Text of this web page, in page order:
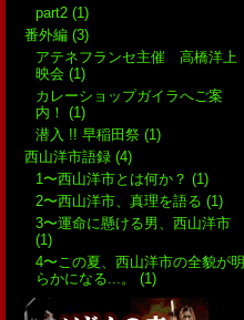
part2 (1)
番外編 (3)
アテネフランセ主催 高橋洋上
映会 (1)
カレーショップガイラへご案
内！ (1)
潜入 !! 早稲田祭 (1)
西山洋市語録 (4)
1〜西山洋市とは何か？ (1)
2〜西山洋市、真理を語る (1)
3〜運命に懸ける男、西山洋市
(1)
4〜この夏、西山洋市の全貌が明
らかになる...。 (1)